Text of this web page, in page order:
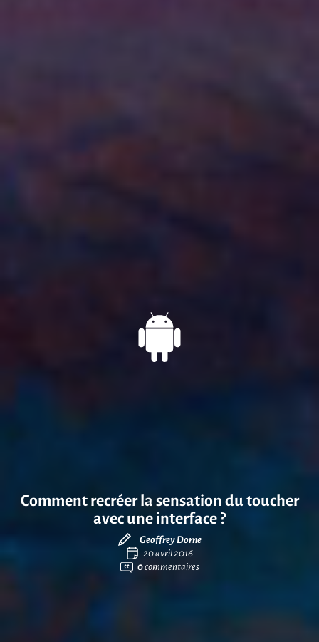
Comment recréer la sensation du toucher
avec une interface ?
Geoffrey Dorne
20 avril 2016
0commentaires